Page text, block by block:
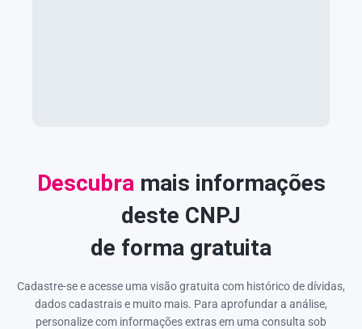
Descubra mais informações
deste CNPJ
de forma gratuita
Cadastre-se e acesse uma visão gratuita com histórico de dívidas,
dados cadastrais e muito mais. Para aprofundar a análise,
personalize com informações extras em uma consulta sob